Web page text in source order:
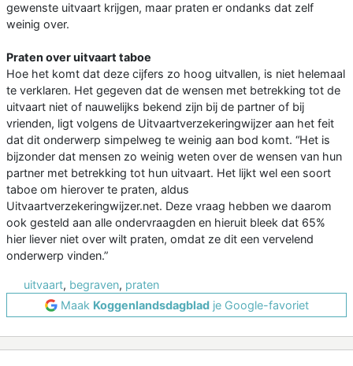
gewenste uitvaart krijgen, maar praten er ondanks dat zelf
weinig over.
Praten over uitvaart taboe
Hoe het komt dat deze cijfers zo hoog uitvallen, is niet helemaal
te verklaren. Het gegeven dat de wensen met betrekking tot de
uitvaart niet of nauwelijks bekend zijn bij de partner of bij
vrienden, ligt volgens de Uitvaartverzekeringwijzer aan het feit
dat dit onderwerp simpelweg te weinig aan bod komt. “Het is
bijzonder dat mensen zo weinig weten over de wensen van hun
partner met betrekking tot hun uitvaart. Het lijkt wel een soort
taboe om hierover te praten, aldus
Uitvaartverzekeringwijzer.net. Deze vraag hebben we daarom
ook gesteld aan alle ondervraagden en hieruit bleek dat 65%
hier liever niet over wilt praten, omdat ze dit een vervelend
onderwerp vinden.”
uitvaart, begraven, praten
Maak Koggenlandsdagbladje Google-favoriet